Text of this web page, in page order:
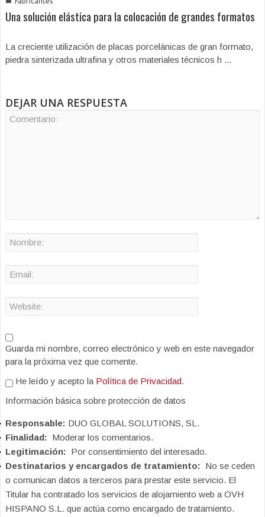
Una solución elástica para la colocación de grandes formatos
La creciente utilización de placas porcelánicas de gran formato,
piedra sinterizada ultrafina y otros materiales técnicos h ...
DEJAR UNA RESPUESTA
Guarda mi nombre, correo electrónico y web en este navegador
para la próxima vez que comente.
He leído y acepto la Política de Privacidad.
Información básica sobre protección de datos
Responsable: DUO GLOBAL SOLUTIONS, SL.
Finalidad: Moderar los comentarios.
Legitimación: Por consentimiento del interesado.
Destinatarios y encargados de tratamiento: No se ceden
o comunican datos a terceros para prestar este servicio. El
Titular ha contratado los servicios de alojamiento web a OVH
HISPANO S.L. que actúa como encargado de tratamiento.